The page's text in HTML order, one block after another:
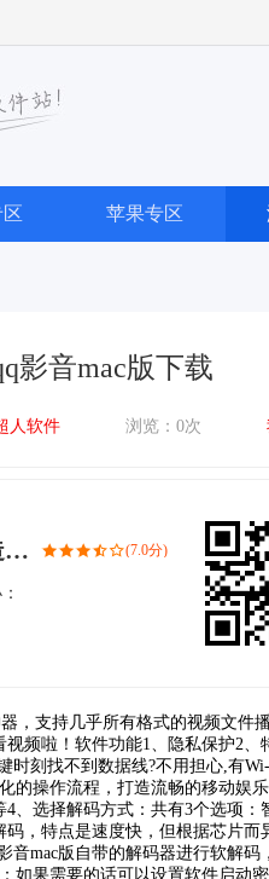
苹果专区
影音mac版下载
人软件 浏览：0次
内蒙古2023年二级建造师几月份考试 (7.0分)
，支持几乎所有格式的视频文件
频啦！软件功能1、隐私保护2
时刻找不到数据线?不用担心,有
的操作流程，打造流畅的移动娱
选择解码方式：共有3个选项：
，特点是速度快，但根据芯片
音mac版自带的解码器进行软解
如果需要的话可以设置软件启动